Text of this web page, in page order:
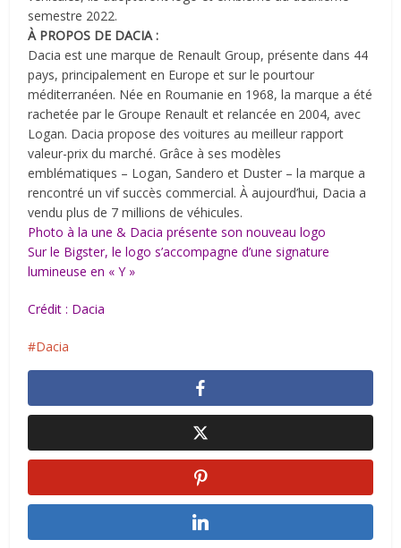
semestre 2022.
À PROPOS DE DACIA :
Dacia est une marque de Renault Group, présente dans 44
pays, principalement en Europe et sur le pourtour
méditerranéen. Née en Roumanie en 1968, la marque a été
rachetée par le Groupe Renault et relancée en 2004, avec
Logan. Dacia propose des voitures au meilleur rapport
valeur-prix du marché. Grâce à ses modèles
emblématiques – Logan, Sandero et Duster – la marque a
rencontré un vif succès commercial. À aujourd’hui, Dacia a
vendu plus de 7 millions de véhicules.
Photo à la une & Dacia présente son nouveau logo
Sur le Bigster, le logo s’accompagne d’une signature
lumineuse en « Y »
Crédit : Dacia
Dacia